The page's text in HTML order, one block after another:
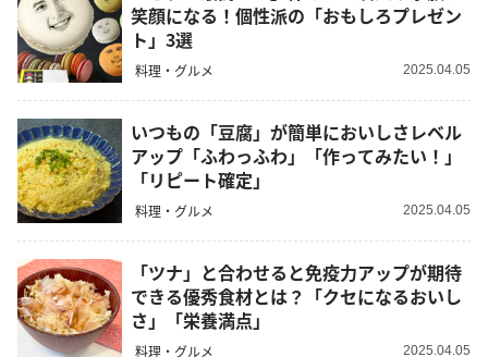
笑顔になる！個性派の「おもしろプレゼン
ト」3選
料理・グルメ 2025.04.05
いつもの「豆腐」が簡単においしさレベル
アップ「ふわっふわ」「作ってみたい！」
「リピート確定」
料理・グルメ 2025.04.05
「ツナ」と合わせると免疫力アップが期待
できる優秀食材とは？「クセになるおいし
さ」「栄養満点」
料理・グルメ 2025.04.05